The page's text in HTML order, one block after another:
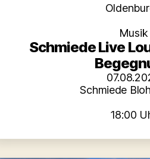
Musik
Schmiede Live
Schmiede
18:00